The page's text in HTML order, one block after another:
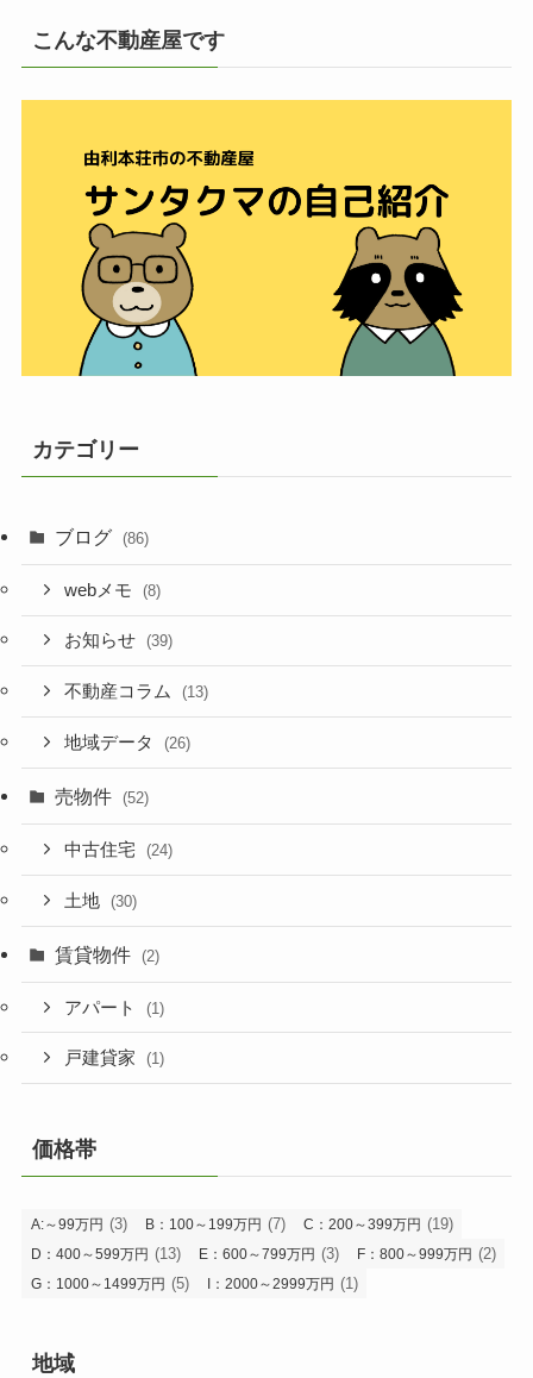
こんな不動産屋です
カテゴリー
ブログ (86)
webメモ (8)
お知らせ (39)
不動産コラム (13)
地域データ (26)
売物件 (52)
中古住宅 (24)
土地 (30)
賃貸物件 (2)
アパート (1)
戸建貸家 (1)
価格帯
A:～99万円 (3) B：100～199万円 (7) C：200～399万円 (19)
D：400～599万円 (13) E：600～799万円 (3) F：800～999万円 (2)
G：1000～1499万円 (5) I：2000～2999万円 (1)
地域